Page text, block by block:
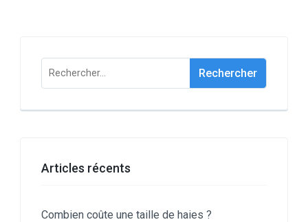
Rechercher :
Articles récents
Combien coûte une taille de haies ?